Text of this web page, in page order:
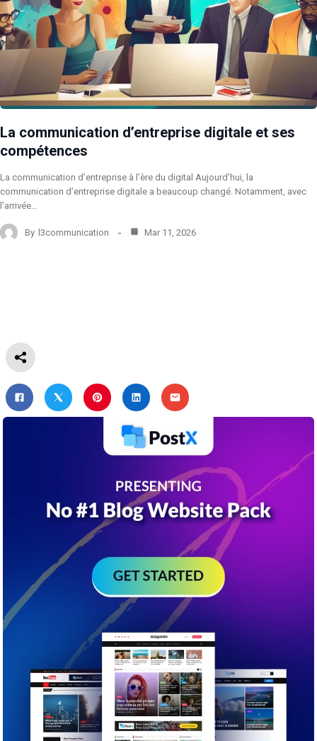
La communication d’entreprise digitale et ses
compétences
La communication d’entreprise à l’ère du digital Aujourd’hui, la
communication d’entreprise digitale a beaucoup changé. Notamment, avec
l’arrivée…
By l3communication Mar 11, 2026